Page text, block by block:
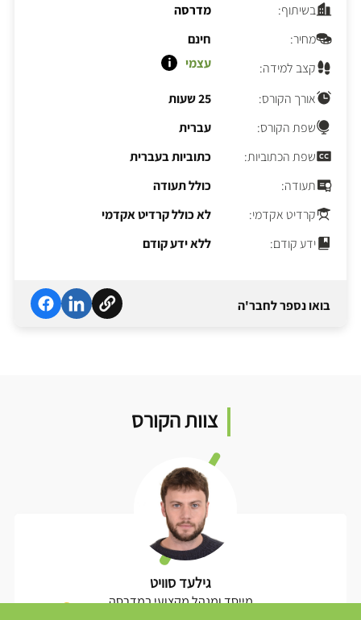
בשיתוף:
מדרסה
מחיר:
חינם
קצב למידה:
עצמי
אורך הקורס:
25 שעות
שפת הקורס:
עברית
שפת הכתוביות:
כתוביות בעברית
תעודה:
כולל תעודה
קרדיט אקדמי:
לא כולל קרדיט אקדמי
ידע קודם:
ללא ידע קודם
בואו נספר לחבר'ה
צוות הקורס
גילעד סוויט
מייסד ומנהל מקצועי במדרסה